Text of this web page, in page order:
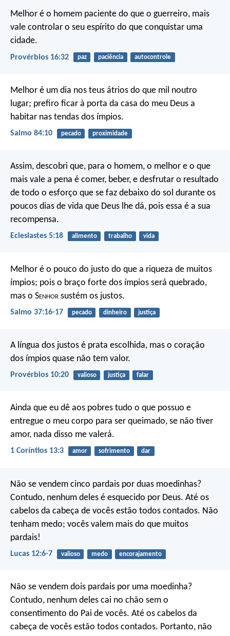
Melhor é o homem paciente do que o guerreiro, mais
vale controlar o seu espírito do que conquistar uma
cidade.
Provérbios 16:32 paz paciência autocontrole
Melhor é um dia nos teus átrios do que mil noutro
lugar; prefiro ficar à porta da casa do meu Deus a
habitar nas tendas dos ímpios.
Salmo 84:10 pecado proximidade
Assim, descobri que, para o homem, o melhor e o que
mais vale a pena é comer, beber, e desfrutar o resultado
de todo o esforço que se faz debaixo do sol durante os
poucos dias de vida que Deus lhe dá, pois essa é a sua
recompensa.
Eclesiastes 5:18 alimento trabalho vida
Melhor é o pouco do justo do que a riqueza de muitos
ímpios; pois o braço forte dos ímpios será quebrado,
mas o Senhor sustém os justos.
Salmo 37:16-17 pecado dinheiro justiça
A língua dos justos é prata escolhida, mas o coração
dos ímpios quase não tem valor.
Provérbios 10:20 valioso justiça falar
Ainda que eu dê aos pobres tudo o que possuo e
entregue o meu corpo para ser queimado, se não tiver
amor, nada disso me valerá.
1 Coríntios 13:3 amor sofrimento dar
Não se vendem cinco pardais por duas moedinhas?
Contudo, nenhum deles é esquecido por Deus. Até os
cabelos da cabeça de vocês estão todos contados. Não
tenham medo; vocês valem mais do que muitos
pardais!
Lucas 12:6-7 valioso medo encorajamento
Não se vendem dois pardais por uma moedinha?
Contudo, nenhum deles cai no chão sem o
consentimento do Pai de vocês. Até os cabelos da
cabeça de vocês estão todos contados. Portanto, não